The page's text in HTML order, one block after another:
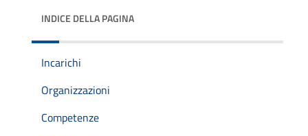
INDICE DELLA PAGINA
Incarichi
Organizzazioni
Competenze